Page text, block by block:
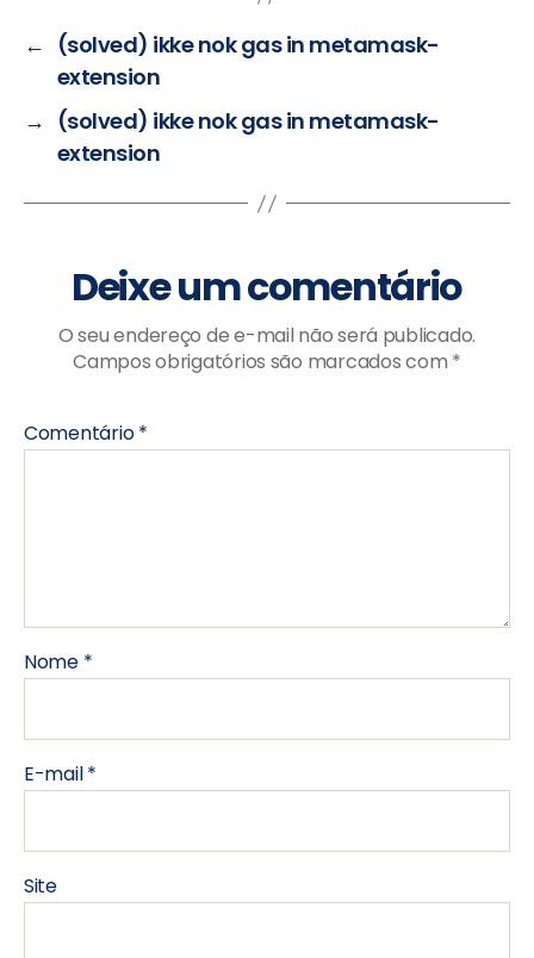
← (solved) ikke nok gas in metamask-
extension
→ (solved) ikke nok gas in metamask-
extension
Deixe um comentário
O seu endereço de e-mail não será publicado.
Campos obrigatórios são marcados com *
Comentário*
Nome *
E-mail*
Site